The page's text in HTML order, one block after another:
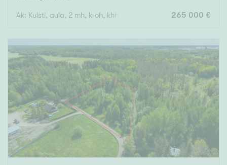
Ak: Kuisti, aula, 2 mh, k-oh, khh, wc, ph, s. Yk: Aula, 2 mh.
265 000 €